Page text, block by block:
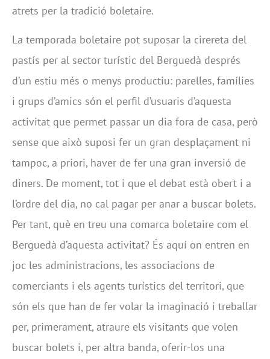
atrets per la tradició boletaire.
La temporada boletaire pot suposar la cirereta del
pastís per al sector turístic del Berguedà després
d’un estiu més o menys productiu: parelles, famílies
i grups d’amics són el perfil d’usuaris d’aquesta
activitat que permet passar un dia fora de casa, però
sense que això suposi fer un gran desplaçament ni
tampoc, a priori, haver de fer una gran inversió de
diners. De moment, tot i que el debat està obert i a
l’ordre del dia, no cal pagar per anar a buscar bolets.
Per tant, què en treu una comarca boletaire com el
Berguedà d’aquesta activitat? És aquí on entren en
joc les administracions, les associacions de
comerciants i els agents turístics del territori, que
són els que han de fer volar la imaginació i treballar
per, primerament, atraure els visitants que volen
buscar bolets i, per altra banda, oferir-los una